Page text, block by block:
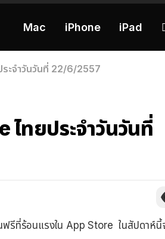
Mac iPhone iPad
ะจำวันวันที่ 22/6/2557
ทยประจำวันวันที่
รีที่ร้อนแรงใน App Store ในสัปดาห์นี้